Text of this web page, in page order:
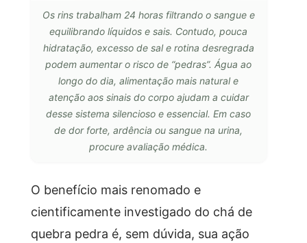
Os rins trabalham 24 horas filtrando o sangue e
equilibrando líquidos e sais. Contudo, pouca
hidratação, excesso de sal e rotina desregrada
podem aumentar o risco de “pedras”. Água ao
longo do dia, alimentação mais natural e
atenção aos sinais do corpo ajudam a cuidar
desse sistema silencioso e essencial. Em caso
de dor forte, ardência ou sangue na urina,
procure avaliação médica.
O benefício mais renomado e
cientificamente investigado do chá de
quebra pedra é, sem dúvida, sua ação